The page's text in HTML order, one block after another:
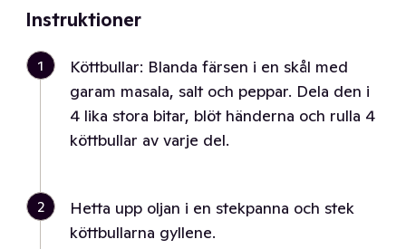
Instruktioner
1
Köttbullar: Blanda färsen i en skål med
garam masala, salt och peppar. Dela den i
4 lika stora bitar, blöt händerna och rulla 4
köttbullar av varje del.
2
Hetta upp oljan i en stekpanna och stek
köttbullarna gyllene.